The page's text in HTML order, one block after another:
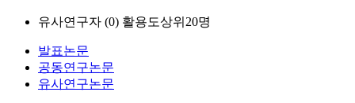
유사연구자 (0) 활용도상위20명
발표논문
공동연구논문
유사연구논문